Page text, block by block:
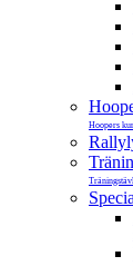
Hoopers